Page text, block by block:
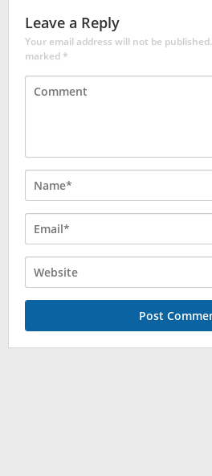
Leave a Reply
Your email address will not be published.
marked*